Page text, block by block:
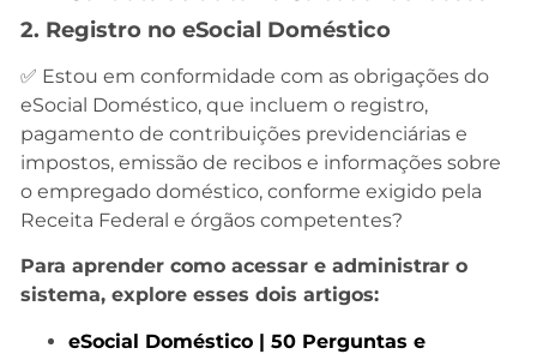
2. Registro no eSocial Doméstico
✅ Estou em conformidade com as obrigações do
eSocial Doméstico, que incluem o registro,
pagamento de contribuições previdenciárias e
impostos, emissão de recibos e informações sobre
o empregado doméstico, conforme exigido pela
Receita Federal e órgãos competentes?
Para aprender como acessar e administrar o
sistema, explore esses dois artigos:
eSocial Doméstico | 50 Perguntas e